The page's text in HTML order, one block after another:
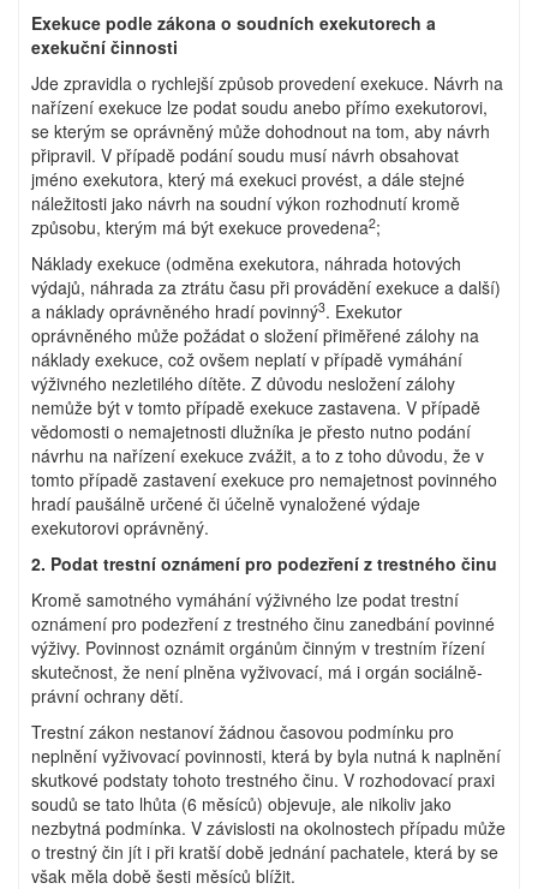
Exekuce podle zákona o soudních exekutorech a
exekuční činnosti
Jde zpravidla o rychlejší způsob provedení exekuce. Návrh na
nařízení exekuce lze podat soudu anebo přímo exekutorovi,
se kterým se oprávněný může dohodnout na tom, aby návrh
připravil. V případě podání soudu musí návrh obsahovat
jméno exekutora, který má exekuci provést, a dále stejné
náležitosti jako návrh na soudní výkon rozhodnutí kromě
způsobu, kterým má být exekuce provedena2;
Náklady exekuce (odměna exekutora, náhrada hotových
výdajů, náhrada za ztrátu času při provádění exekuce a další)
a náklady oprávněného hradí povinný3. Exekutor
oprávněného může požádat o složení přiměřené zálohy na
náklady exekuce, což ovšem neplatí v případě vymáhání
výživného nezletilého dítěte. Z důvodu nesložení zálohy
nemůže být v tomto případě exekuce zastavena. V případě
vědomosti o nemajetnosti dlužníka je přesto nutno podání
návrhu na nařízení exekuce zvážit, a to z toho důvodu, že v
tomto případě zastavení exekuce pro nemajetnost povinného
hradí paušálně určené či účelně vynaložené výdaje
exekutorovi oprávněný.
2. Podat trestní oznámení pro podezření z trestného činu
Kromě samotného vymáhání výživného lze podat trestní
oznámení pro podezření z trestného činu zanedbání povinné
výživy. Povinnost oznámit orgánům činným v trestním řízení
skutečnost, že není plněna vyživovací, má i orgán sociálně-
právní ochrany dětí.
Trestní zákon nestanoví žádnou časovou podmínku pro
neplnění vyživovací povinnosti, která by byla nutná k naplnění
skutkové podstaty tohoto trestného činu. V rozhodovací praxi
soudů se tato lhůta (6 měsíců) objevuje, ale nikoliv jako
nezbytná podmínka. V závislosti na okolnostech případu může
o trestný čin jít i při kratší době jednání pachatele, která by se
však měla době šesti měsíců blížit.